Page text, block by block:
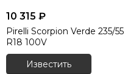
10 315 ₽
Pirelli Scorpion Verde 235/55
R18 100V
Известить